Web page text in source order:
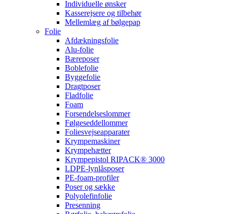
Individuelle ønsker
Kasserejsere og tilbehør
Mellemlæg af bølgepap
Folie
Afdækningsfolie
Alu-folie
Bæreposer
Boblefolie
Byggefolie
Dragtposer
Fladfolie
Foam
Forsendelseslommer
Følgeseddellommer
Foliesvejseapparater
Krympemaskiner
Krympehætter
Krympepistol RIPACK® 3000
LDPE-lynlåsposer
PE-foam-profiler
Poser og sække
Polyolefinfolie
Presenning